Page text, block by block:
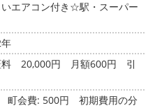
エアコン付き☆駅・スーパー
料 20,000円 月額600円 引
町会費: 500円
初期費用の分